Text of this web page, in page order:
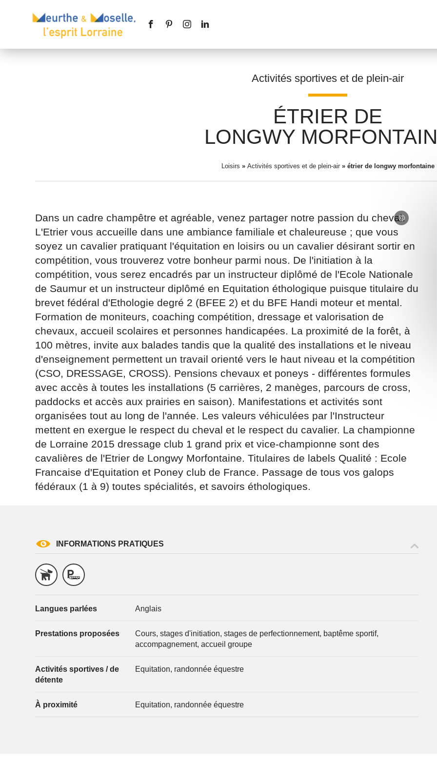
Activités sportives et de plein-air
ÉTRIER DE
LONGWY
Loisirs » Activités sportives et de plein-air» étrier de longwy morfontaine
Dans un cadre champêtre et agréable, venez partager notre passion du cheval.
L'Etrier vous accueille dans une ambiance familiale et chaleureuse ; que vous
soyez un cavalier pratiquant l'équitation en loisirs ou un cavalier désirant sortir en
compétition, vous trouverez votre bonheur parmi nous. De l'initiation à la
compétition, vous serez encadrés par un instructeur diplômé de l'Ecole Nationale
de Saumur et un instructeur diplômé en Equitation éthologique puisque titulaire du
brevet fédéral d'Ethologie degré 2 (BFEE 2) et du BFE Handi moteur et mental.
Formation de moniteurs, coaching compétition, dressage et valorisation de
chevaux, accueil scolaires et personnes handicapées. La proximité de la forêt, à
100 mètres, invite aux balades tandis que la qualité des installations et le niveau
d'enseignement permettent un travail orienté vers le haut niveau et la compétition
(CSO, DRESSAGE, CROSS). Pensions chevaux et poneys - différentes formules
avec accès à toutes les installations (5 carrières, 2 manèges, parcours de cross,
paddocks et accès aux prairies en saison). Manifestations et activités sont
organisées tout au long de l'année. Les valeurs véhiculées par l'Instructeur
mettent en exergue le respect du cheval et le respect du cavalier. La championne
de Lorraine 2015 dressage club 1 grand prix et vice-championne sont des
cavalières de l'Etrier de Longwy Morfontaine. Titulaires de labels Qualité : Ecole
Francaise d'Equitation et Poney club de France. Passage de tous vos galops
fédéraux (1 à 9) toutes spécialités, et savoirs éthologiques.
INFORMATIONS PRATIQUES
Langues parlées Anglais
Prestations proposées
Cours, stages d'initiation, stages de perfectionnement, baptême sportif,
accompagnement, accueil groupe
Activités sportives / de
détente
Equitation, randonnée équestre
À proximité Equitation, randonnée équestre
Prénom*
Adresse email*
Les informations recueillies à partir de ce formulaire sont nécessaires au traitement de
(sauf mention contraire). Vous disposez d’un droit d’accès, de rectification et d’opposition
vous concernant, que vous pouvez exercer en adressant une demande par courriel à
tourisme@departement54.fr ou par courrier signé accompagné de la copie d’un titre
l’adresse suivante : Meurthe & Moselle Tourisme - 48 esplanade Jacques-Baudot CO
NANCY cedex
reCAPTCHA